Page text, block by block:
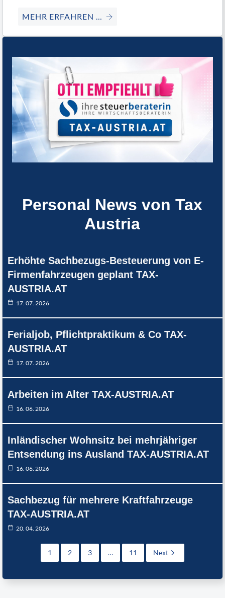
MEHR ERFAHREN …
Personal News von Tax
Austria
Erhöhte Sachbezugs-Besteuerung von E-
Firmenfahrzeugen geplant TAX-
AUSTRIA.AT
17. 07. 2026
Ferialjob, Pflichtpraktikum & Co TAX-
AUSTRIA.AT
17. 07. 2026
Arbeiten im Alter TAX-AUSTRIA.AT
16. 06. 2026
Inländischer Wohnsitz bei mehrjähriger
Entsendung ins Ausland TAX-AUSTRIA.AT
16. 06. 2026
Sachbezug für mehrere Kraftfahrzeuge
TAX-AUSTRIA.AT
20. 04. 2026
1 2 3 … 11 Next